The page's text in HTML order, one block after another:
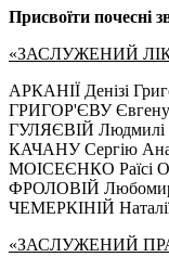
Присвоїти почесні
«ЗАСЛУЖЕНИЙ
АРКАНІЇ Денізі
ГРИГОР'ЄВУ Євгену
ГУЛЯЄВІЙ Людмилі
КАЧАНУ Сергію
МОІСЕЄНКО Раїсі
ФРОЛОВІЙ Любомирі
ЧЕМЕРКІНІЙ Наталії
«ЗАСЛУЖЕНИЙ